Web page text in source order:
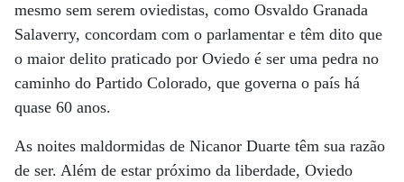
mesmo sem serem oviedistas, como Osvaldo Granada
Salaverry, concordam com o parlamentar e têm dito que
o maior delito praticado por Oviedo é ser uma pedra no
caminho do Partido Colorado, que governa o país há
quase 60 anos.
As noites maldormidas de Nicanor Duarte têm sua razão
de ser. Além de estar próximo da liberdade, Oviedo